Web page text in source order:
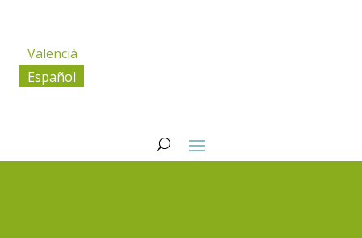
Valencià
Español